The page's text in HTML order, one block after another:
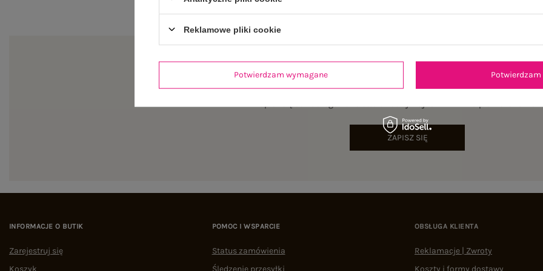
ZAPISZ SIĘ
INFORMACJE O BUTIK
Zarejestruj się
Koszyk
POMOC I WSPARCIE
Status zamówienia
Śledzenie przesyłki
OBSŁUGA KLIENTA
Reklamacje | Zwroty
Koszty i formy dostawy
Reklamowe pliki cookie
Potwierdzam wymagane